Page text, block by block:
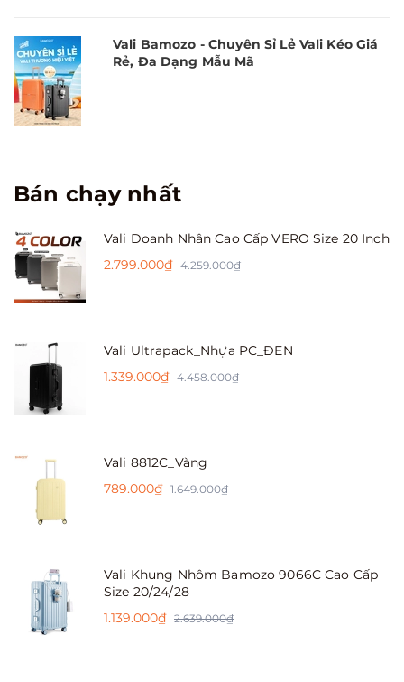
Vali Bamozo - Chuyên Sỉ Lẻ Vali Kéo Giá
Rẻ, Đa Dạng Mẫu Mã
Bán chạy nhất
Vali Doanh Nhân Cao Cấp VERO Size 20 Inch
2.799.000₫ 4.259.000₫
Vali Ultrapack_Nhựa PC_ĐEN
1.339.000₫ 4.458.000₫
Vali 8812C_Vàng
789.000₫ 1.649.000₫
Vali Khung Nhôm Bamozo 9066C Cao Cấp
Size 20/24/28
1.139.000₫ 2.639.000₫